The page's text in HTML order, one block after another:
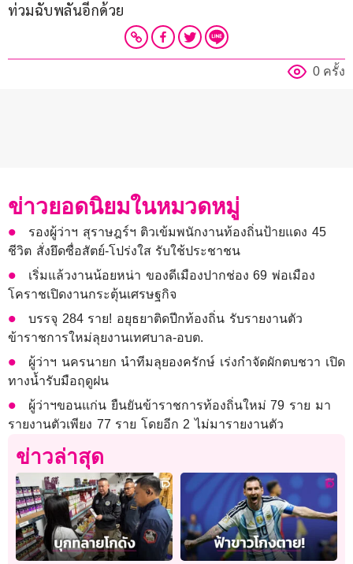
ท่วมฉับพลันอีกด้วย
0 ครั้ง
ข่าวยอดนิยมในหมวดหมู่
รองผู้ว่าฯ สุราษฎร์ฯ ติวเข้มพนักงานท้องถิ่นป้ายแดง 45
ชีวิต สั่งยึดซื่อสัตย์-โปร่งใส รับใช้ประชาชน
เริ่มแล้วงานน้อยหน่า ของดีเมืองปากช่อง 69 พ่อเมือง
โคราชเปิดงานกระตุ้นเศรษฐกิจ
บรรจุ 284 ราย! อยุธยาติดปีกท้องถิ่น รับรายงานตัว
ข้าราชการใหม่ลุยงานเทศบาล-อบต.
ผู้ว่าฯ นครนายก นำทีมลุยองครักษ์ เร่งกำจัดผักตบชวา เปิด
ทางน้ำรับมือฤดูฝน
ผู้ว่าฯขอนแก่น ยืนยันข้าราชการท้องถิ่นใหม่ 79 ราย มา
รายงานตัวเพียง 77 ราย โดยอีก 2 ไม่มารายงานตัว
ข่าวล่าสุด